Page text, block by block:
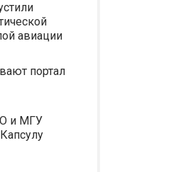
авиации
портал
и МГУ